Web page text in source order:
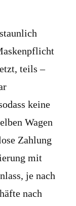
teils –
keine
Wagen
Zahlung
mit
je nach
nach